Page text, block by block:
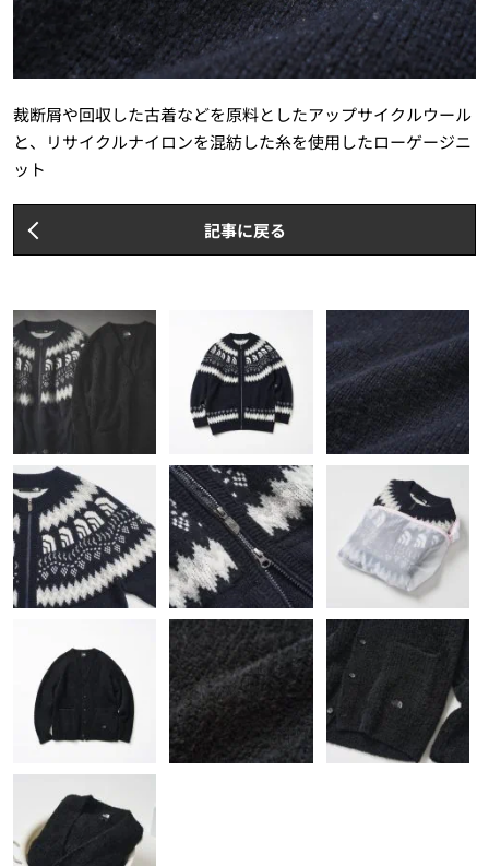
裁断屑や回収した古着などを原料としたアップサイクルウール
と、リサイクルナイロンを混紡した糸を使用したローゲージニ
ット
記事に戻る